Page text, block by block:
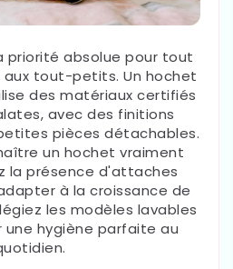
priorité absolue pour tout
tout-petits. Un hochet
des matériaux certifiés
avec des finitions
pièces détachables.
un hochet vraiment
la présence d'attaches
à la croissance de
les modèles lavables
une hygiène parfaite au